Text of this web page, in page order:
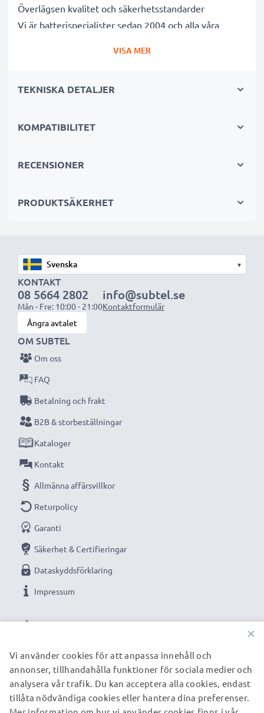
Överlägsen kvalitet och säkerhetsstandarder
Vi är batterispecialister sedan 2004 och alla våra
mer därtill. Det är därför de levereras med 3 års
Oumbärliga i alla fotografers kameraväskor
både proffs och amatörer.
kvaliteten. Beställ nu!
VISA MER
TEKNISKA DETALJER
KOMPATIBILITET
RECENSIONER
PRODUKTSÄKERHET
▾
KONTAKT
08 5664 2802
Mån - Fre: 10:00 - 21:00
info@subtel.se
Kontaktformulär
Ångra avtalet
VÅRA BETALNINGSALTERNATIV
OM SUBTEL
Om oss
FAQ
Betalning och frakt
B2B & storbeställningar
Kataloger
Kontakt
Allmänna affärsvillkor
Returpolicy
Garanti
Säkerhet & Certifieringar
Dataskyddsförklaring
Impressum
VÅRA FRAKTPARTNERS
×
Vi använder cookies för att anpassa innehåll och
annonser, tillhandahålla funktioner för sociala medier och
analysera vår trafik. Du kan acceptera alla cookies, endast
tillåta nödvändiga cookies eller hantera dina preferenser.